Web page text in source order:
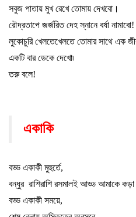
সবুজ পাতায় মুখ রেখে তোমায় দেখবো ।
রৌদ্রতাপে জর্জরিত দেহ স্নানে বর্ষা নামাবো!
লুকোচুরি খেলতেখেলতে তোমার সাথে এক
একটি বার ডেকে দেখো৷
তরু বলে!
একাকি
বড্ড একাকী মুহুর্তে,
বন্ধুর রাশিরাশি রসমালই আড্ড আমাকে কড়া
বড্ড একাকী সময়ে,